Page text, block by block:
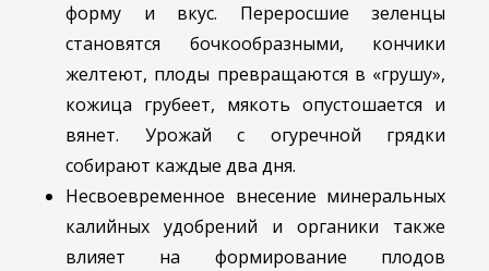
форму и вкус. Переросшие зеленцы
становятся бочкообразными, кончики
желтеют, плоды превращаются в «грушу»,
кожица грубеет, мякоть опустошается и
вянет. Урожай с огуречной грядки
собирают каждые два дня.
Несвоевременное внесение минеральных
калийных удобрений и органики также
влияет на формирование плодов